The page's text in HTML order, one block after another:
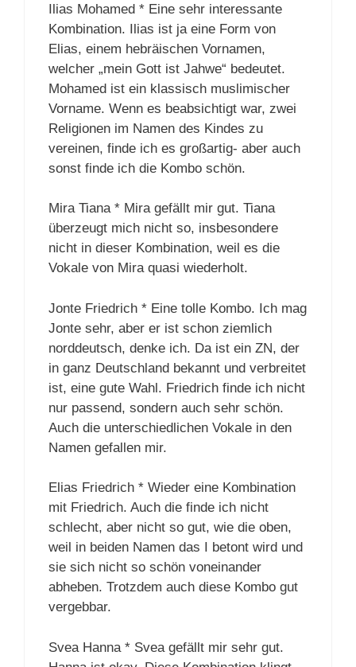
Ilias Mohamed * Eine sehr interessante
Kombination. Ilias ist ja eine Form von
Elias, einem hebräischen Vornamen,
welcher „mein Gott ist Jahwe“ bedeutet.
Mohamed ist ein klassisch muslimischer
Vorname. Wenn es beabsichtigt war, zwei
Religionen im Namen des Kindes zu
vereinen, finde ich es großartig- aber auch
sonst finde ich die Kombo schön.
Mira Tiana * Mira gefällt mir gut. Tiana
überzeugt mich nicht so, insbesondere
nicht in dieser Kombination, weil es die
Vokale von Mira quasi wiederholt.
Jonte Friedrich * Eine tolle Kombo. Ich mag
Jonte sehr, aber er ist schon ziemlich
norddeutsch, denke ich. Da ist ein ZN, der
in ganz Deutschland bekannt und verbreitet
ist, eine gute Wahl. Friedrich finde ich nicht
nur passend, sondern auch sehr schön.
Auch die unterschiedlichen Vokale in den
Namen gefallen mir.
Elias Friedrich * Wieder eine Kombination
mit Friedrich. Auch die finde ich nicht
schlecht, aber nicht so gut, wie die oben,
weil in beiden Namen das I betont wird und
sie sich nicht so schön voneinander
abheben. Trotzdem auch diese Kombo gut
vergebbar.
Svea Hanna * Svea gefällt mir sehr gut.